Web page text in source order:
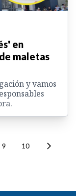
en
maletas
y vamos
9 10